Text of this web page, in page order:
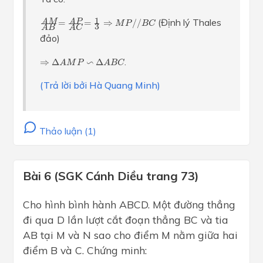
A M
AB = A P
AC = 1
3 ⇒ MP//BC
A MA = AP C 3⇒M P / /BC(Định lý Thales
đảo)
⇒ ΔA M P ∽ ΔA BC
⇒ A MP∽Δ B C
(Trả lời bởi Hà Quang Minh)
Thảo luận (1)
Bài 6 (SGK Cánh Diều trang 73)
Cho hình bình hành ABCD. Một đường thẳng
đi qua D lần lượt cắt đoạn thẳng BC và tia
AB tại M và N sao cho điểm M nằm giữa hai
điểm B và C. Chứng minh: